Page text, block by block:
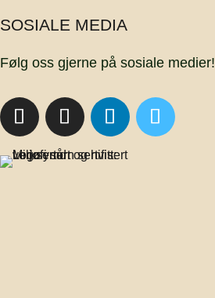
SOSIALE MEDIA
Følg oss gjerne på sosiale medier!